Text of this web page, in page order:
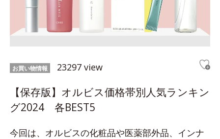
お買い物情報 23297 view
【保存版】オルビス価格帯別人気ランキン
グ2024 各BEST5
今回は、オルビスの化粧品や医薬部外品、インナ